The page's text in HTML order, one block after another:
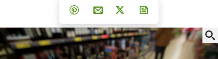
Teilen auf Facebook
Teilen auf Whatsapp
Teilen auf Telegram
Teilen auf Pinterest
Per E-Mail teilen
Post auf X